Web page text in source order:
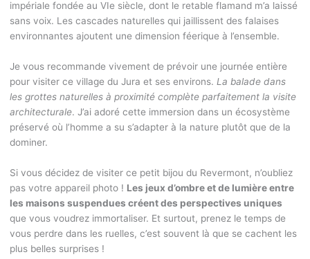
impériale fondée au VIe siècle, dont le retable flamand m’a laissé
sans voix. Les cascades naturelles qui jaillissent des falaises
environnantes ajoutent une dimension féerique à l’ensemble.
Je vous recommande vivement de prévoir une journée entière
pour visiter ce village du Jura et ses environs. La balade dans
les grottes naturelles à proximité complète parfaitement la visite
architecturale. J’ai adoré cette immersion dans un écosystème
préservé où l’homme a su s’adapter à la nature plutôt que de la
dominer.
Si vous décidez de visiter ce petit bijou du Revermont, n’oubliez
pas votre appareil photo ! Les jeux d’ombre et de lumière entre
les maisons suspendues créent des perspectives uniques
que vous voudrez immortaliser. Et surtout, prenez le temps de
vous perdre dans les ruelles, c’est souvent là que se cachent les
plus belles surprises !